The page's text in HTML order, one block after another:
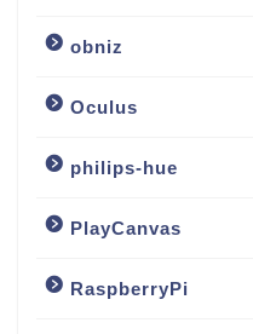
obniz
Oculus
philips-hue
PlayCanvas
RaspberryPi